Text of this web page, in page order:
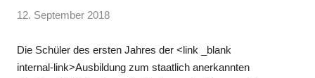
12. September 2018
Die Schüler des ersten Jahres der <link _blank
internal-link>Ausbildung zum staatlich anerkannten